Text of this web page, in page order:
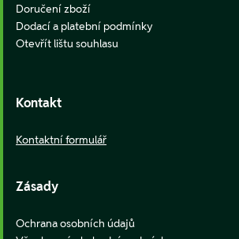
Doručení zboží
Dodací a platební podmínky
Otevřít lištu souhlasu
Kontakt
Kontaktní formulář
Zásady
Ochrana osobních údajů